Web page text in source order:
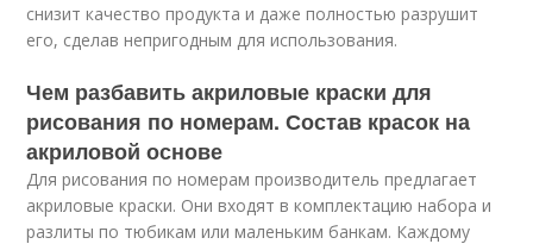
снизит качество продукта и даже полностью разрушит
его, сделав непригодным для использования.
Чем разбавить акриловые краски для
рисования по номерам. Состав красок на
акриловой основе
Для рисования по номерам производитель предлагает
акриловые краски. Они входят в комплектацию набора и
разлиты по тюбикам или маленьким банкам. Каждому